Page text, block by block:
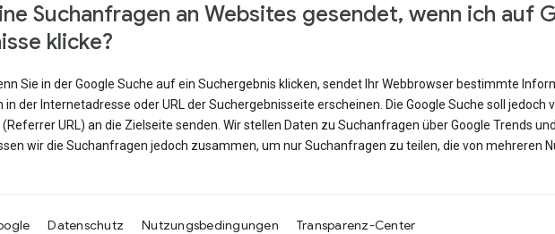
Suchanfragen an Websites gesendet, wenn ich auf
klicke?
Sie in der Google Suche auf ein Suchergebnis klicken, sendet Ihr Webbrowser bestimmte
der Internetadresse oder URL der Suchergebnisseite erscheinen. Die Google Suche soll jedoch
URL) an die Zielseite senden. Wir stellen Daten zu Suchanfragen über Google Trends
wir die Suchanfragen jedoch zusammen, um nur Suchanfragen zu teilen, die von mehreren
Datenschutz Nutzungsbedingungen Transparenz-Center